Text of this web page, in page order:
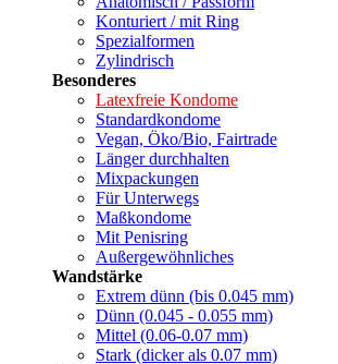
Konturiert / mit Ring
Spezialformen
Zylindrisch
Besonderes
Latexfreie Kondome
Standardkondome
Vegan, Öko/Bio, Fairtrade
Länger durchhalten
Mixpackungen
Für Unterwegs
Maßkondome
Mit Penisring
Außergewöhnliches
Wandstärke
Extrem dünn (bis 0.045 mm)
Dünn (0.045 - 0.055 mm)
Mittel (0.06-0.07 mm)
Stark (dicker als 0.07 mm)